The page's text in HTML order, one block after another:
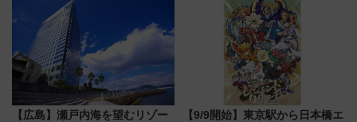
【広島】瀬戸内海を望むリゾー
【9/9開始】東京駅から日本橋エ